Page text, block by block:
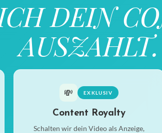
DEIN
AUSZAHLT.
💸 EXKLUSIV
Content Royalty
Schalten wir dein Video als Anzeige,